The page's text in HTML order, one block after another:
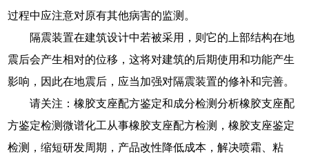
过程中应注意对原有其他病害的监测。
隔震装置在建筑设计中若被采用，则它的上部结构在地
震后会产生相对的位移，这将对建筑的后期使用和功能产生
影响，因此在地震后，应当加强对隔震装置的修补和完善。
请关注：橡胶支座配方鉴定和成分检测分析橡胶支座配
方鉴定检测微谱化工从事橡胶支座配方检测，橡胶支座鉴定
检测，缩短研发周期，产品改性降低成本，解决喷霜、粘